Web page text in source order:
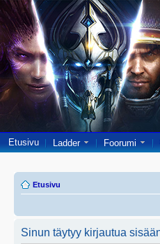
Etusivu Ladder Foorumi
Etusivu
Sinun täytyy kirjautua